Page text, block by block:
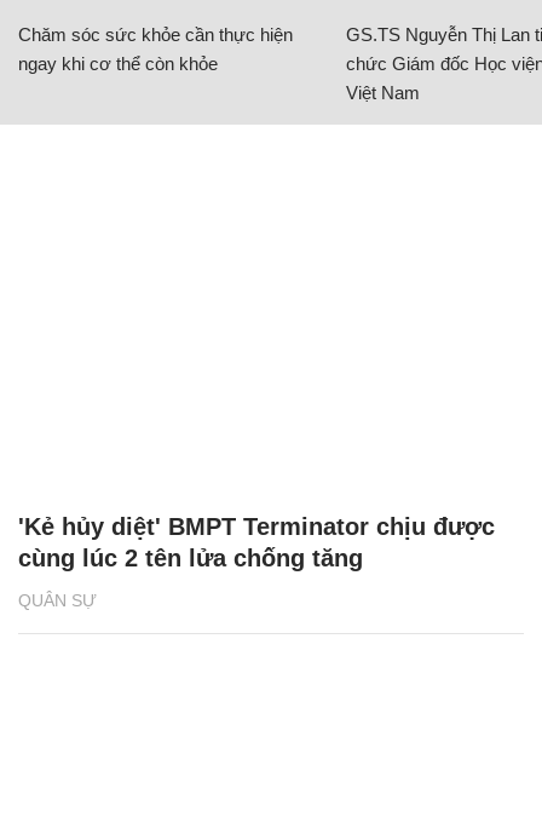
Chăm sóc sức khỏe cần thực hiện
ngay khi cơ thể còn khỏe
GS.TS Nguyễn Thị Lan
chức Giám đốc Học
Việt Nam
QUÂN SỰ
'Kẻ hủy diệt' BMPT Terminator chịu được
cùng lúc 2 tên lửa chống tăng